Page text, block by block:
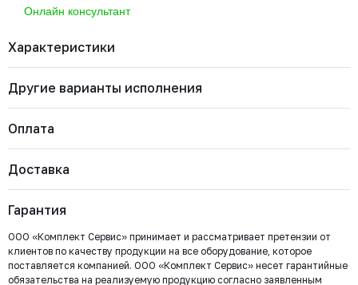
Онлайн консультант
Характеристики
Бренд
Диаметр номинальный
ДУ 125
Артикул
запирающего элемента
Страна
Тип присоединения
Межфланцевый (PN16)
Тип управления
Тип арматуры
Другие варианты исполнения
Давление номинальное
Цена с НДС
362 970 ₽
222-100-16
Давление номинальное
РУ 16
Диаметр номинальный
ДУ 100
Наличие
Есть
Оплата
Важно: Отгрузка товара производится после 100%
оплаты и зачисления средств на расчетный счет
ООО «Комплект Сервис».
Доставка
Гарантия
ООО «Комплект Сервис» принимает и рассматривает претензии от
клиентов по качеству продукции на все оборудование, которое
поставляется компанией. ООО «Комплект Сервис» несет гарантийные
обязательства на реализуемую продукцию согласно заявленным